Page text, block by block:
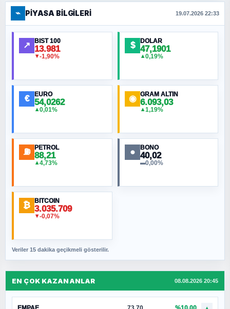
⌁ PIYASA BILGILERI 19.07.2026 22:33
↗ BIST 100
13.981
▼-1,90%
$ DOLAR
47,1901
▲0,19%
€ EURO
54,0262
▲0,01%
◉ GRAM ALTIN
6.093,03
▲1,19%
⛽ PETROL
88,21
▲4,73%
● BONO
40,02
▬0,00%
₿ BITCOIN
3.035.709
▼-0,07%
Veriler 15 dakika geçikmeli gösterilir.
EN ÇOK KAZANANLAR 08.08.2026 20:45